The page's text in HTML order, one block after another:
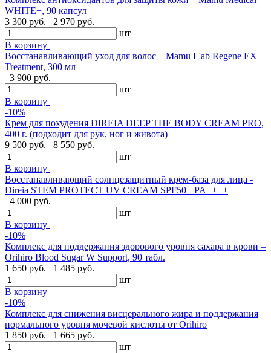
WHITE+, 90 капсул
3 300 руб.
2 970 руб.
шт
В корзину
Восстанавливающий уход для волос – Mamu L'ab Regene EX
Treatment, 300 мл
3 900 руб.
шт
В корзину
-10%
Крем для похудения DIREIA DEEP THE BODY CREAM PRO,
400 г. (подходит для рук, ног и живота)
9 500 руб.
8 550 руб.
шт
В корзину
Восстанавливающий солнцезащитный крем-база для лица -
Direia STEM PROTECT UV CREAM SPF50+ PA++++
4 000 руб.
шт
В корзину
-10%
Комплекс для поддержания здорового уровня сахара в крови –
Orihiro Blood Sugar W Support, 90 табл.
1 650 руб.
1 485 руб.
шт
В корзину
-10%
Комплекс для снижения висцерального жира и поддержания
нормального уровня мочевой кислоты от Orihiro
1 850 руб.
1 665 руб.
шт